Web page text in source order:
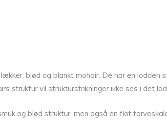
blød og blankt mohair. De har en
struktur vil strukturstrikninger ikke ses i det
og blød struktur, men også en flot